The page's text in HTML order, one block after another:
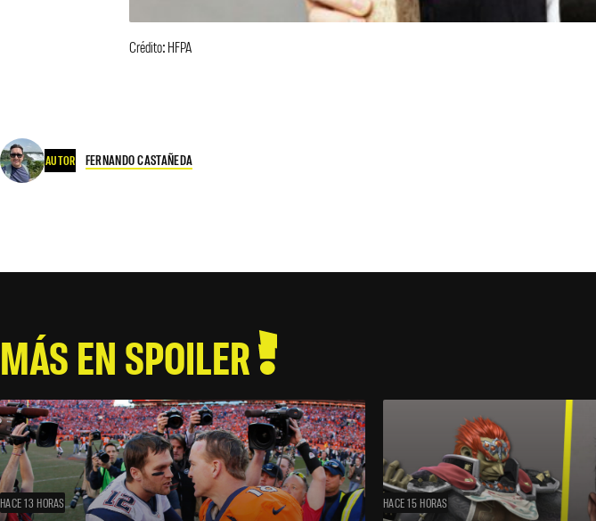
Crédito: HFPA
AUTOR FERNANDO CASTAÑEDA
MÁS EN SPOILER
HACE 13 HORAS HACE 15 HORAS